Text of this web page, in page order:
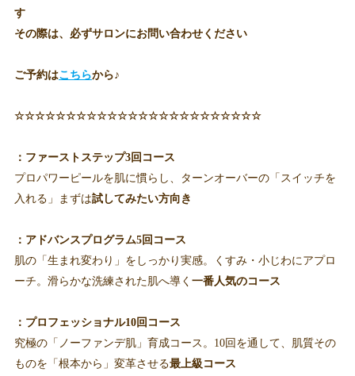
す
その際は、必ずサロンにお問い合わせください
ご予約はこちらから♪
☆☆☆☆☆☆☆☆☆☆☆☆☆☆☆☆☆☆☆☆☆☆☆☆
：ファーストステップ3回コース
プロパワーピールを肌に慣らし、ターンオーバーの「スイッチを
入れる」まずは試してみたい方向き
：アドバンスプログラム5回コース
肌の「生まれ変わり」をしっかり実感。くすみ・小じわにアプロ
ーチ。滑らかな洗練された肌へ導く 一番人気のコース
：プロフェッショナル10回コース
究極の「ノーファンデ肌」育成コース。10回を通して、肌質その
ものを「根本から」変革させる最上級コース